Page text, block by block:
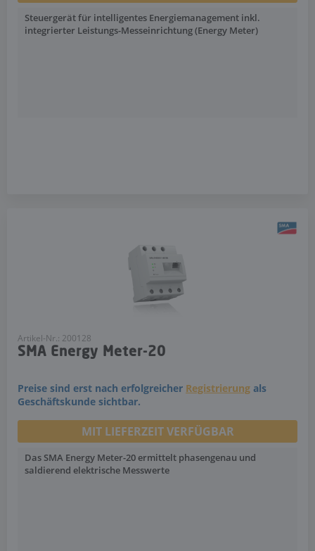
Steuergerät für intelligentes Energiemanagement inkl.
integrierter Leistungs-Messeinrichtung (Energy Meter)
Artikel-Nr.: 200128
SMA Energy Meter-20
Preise sind erst nach erfolgreicher Registrierung als
Geschäftskunde sichtbar.
MIT LIEFERZEIT VERFÜGBAR
Das SMA Energy Meter-20 ermittelt phasengenau und
saldierend elektrische Messwerte